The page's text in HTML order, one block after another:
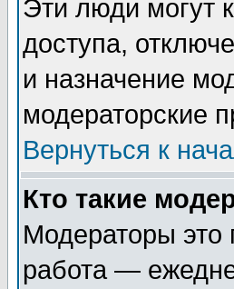
Эти люди могут
доступа,
и назначение
модераторские
Вернуться к
Кто такие
Модераторы это
работа —